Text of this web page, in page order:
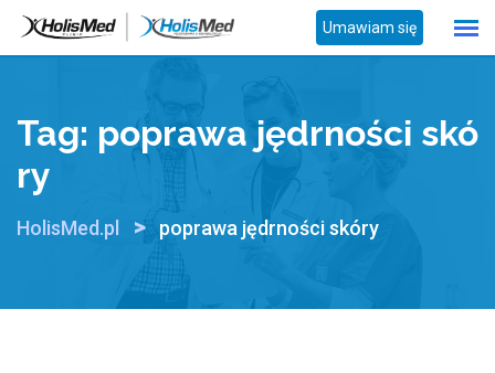
Skip
Umawiam się
Tag: poprawa jędrności skó
ry
HolisMed.pl > poprawa jędrności skóry